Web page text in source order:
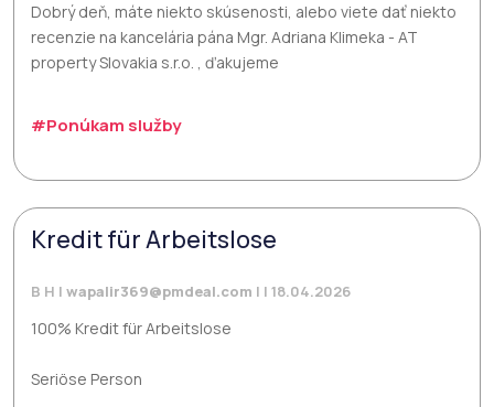
Dobrý deň, máte niekto skúsenosti, alebo viete dať niekto
recenzie na kancelária pána Mgr. Adriana Klimeka - AT
property Slovakia s.r.o. , ďakujeme
#Ponúkam služby
Kredit für Arbeitslose
B H | wapalir369@pmdeal.com | | 18.04.2026
100% Kredit für Arbeitslose
Seriöse Person